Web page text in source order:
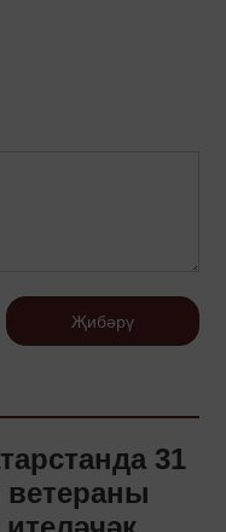
Җибәрү
31